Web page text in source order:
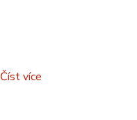
Číst více